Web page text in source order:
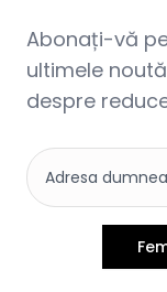
Abonați-vă
ultimele
despre